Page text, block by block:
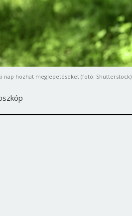
nap hozhat meglepetéseket (fotó: Shutterstock)